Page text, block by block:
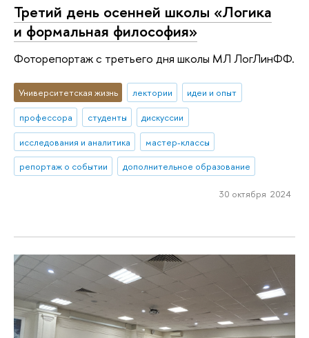
Третий день осенней школы «Логика
и формальная философия»
Фоторепортаж с третьего дня школы МЛ ЛогЛинФФ.
Университетская жизнь лектории
идеи и опыт
профессора
студенты
дискуссии
исследования и аналитика
мастер-классы
репортаж о событии
дополнительное образование
30 октября 2024